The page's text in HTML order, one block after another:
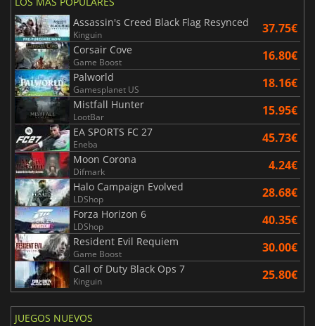
Assassin's Creed Black Flag Resynced
Kinguin 37.75€
Corsair Cove
Game Boost 16.80€
Palworld
Gamesplanet US 18.16€
Mistfall Hunter
LootBar 15.95€
EA SPORTS FC 27
Eneba 45.73€
Moon Corona
Difmark 4.24€
Halo Campaign Evolved
LDShop 28.68€
Forza Horizon 6
LDShop 40.35€
Resident Evil Requiem
Game Boost 30.00€
Call of Duty Black Ops 7
Kinguin 25.80€
JUEGOS NUEVOS